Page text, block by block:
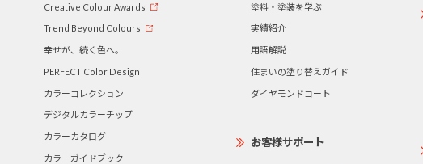
Creative Colour Awards
Trend Beyond Colours
幸せが、続く色へ。
PERFECT Color Design
カラーコレクション
デジタルカラーチップ
カラーカタログ
カラーガイドブック
塗料・塗装を学ぶ
実績紹介
用語解説
住まいの塗り替えガイド
ダイヤモンドコート
お客様サポート